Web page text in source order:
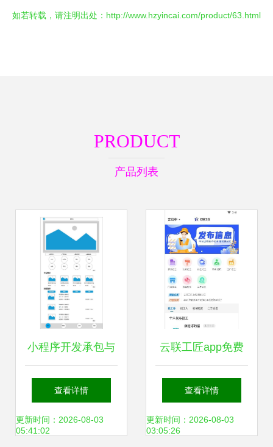
如若转载，请注明出处：http://www.hzyincai.com/product/63.html
PRODUCT
产品列表
小程序开发承包与
外包的避坑指南 主
要注意事项全解析
查看详情
更新时间：2026-08-03
05:41:02
云联工匠app免费
下载 云联工匠安卓
最新版v1.0.0下载
查看详情
更新时间：2026-08-03
03:05:26